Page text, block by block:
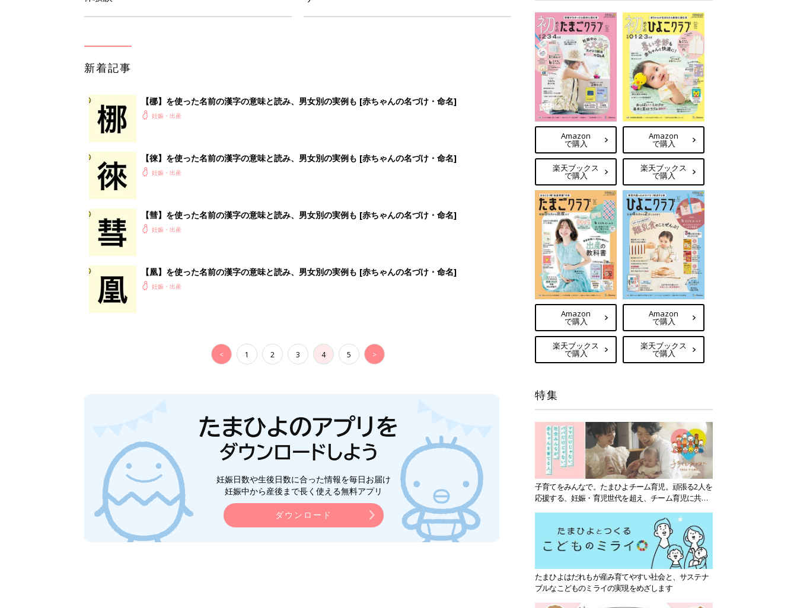
【彗】を使った名前の漢字の意味と読み、男女別の実例も [赤ちゃんの名づけ・命名]
< 1 2 3 4 5 >
Amazon
で購入
楽天ブックス
で購入
Amazon
で購入
楽天ブックス
で購入
Amazon
で購入
楽天ブックス
で購入
Amazon
で購入
楽天ブックス
で購入
特集
子育てをみんなで。たまひよチーム育児。頑張る2人を
応援する、妊娠・育児世代を超え、チーム育児に共感
たまひよはだれもが産み育てやすい社会と、サステナ
ブルなこどものミライの実現をめざします